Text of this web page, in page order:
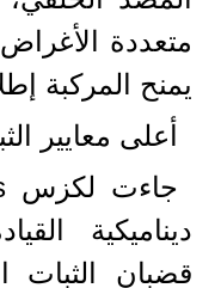
متعددة
يمنح المركبة
أعلى معايير
ديناميكية
قضبان الثبات